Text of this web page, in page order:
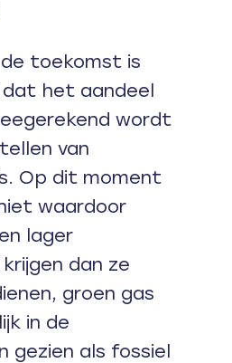
de toekomst is
het aandeel
wordt
van
Op dit moment
waardoor
lager
dan ze
groen gas
in de
gezien als fossiel